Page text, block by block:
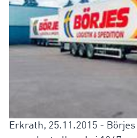
Erkrath, 25.11.2015 -